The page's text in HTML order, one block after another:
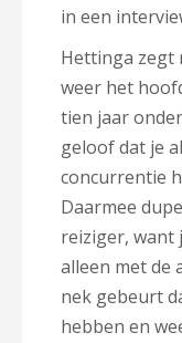
in een
Hettinga zegt
weer het
tien jaar
geloof dat je
concurrentie
Daarmee
reiziger, want
alleen met de
nek gebeurt
hebben en